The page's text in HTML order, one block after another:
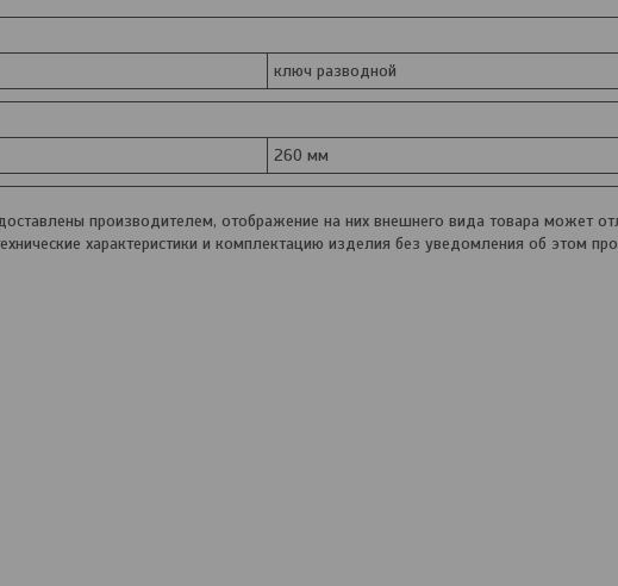
ключ разводной
260 мм
производителем, отображение на них внешнего вида товара может
характеристики и комплектацию изделия без уведомления об этом